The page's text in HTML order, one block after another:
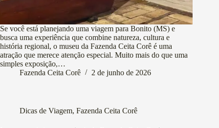
Se você está planejando uma viagem para Bonito (MS) e
busca uma experiência que combine natureza, cultura e
história regional, o museu da Fazenda Ceita Corê é uma
atração que merece atenção especial. Muito mais do que uma
simples exposição,…
Fazenda Ceita Corê
2 de junho de 2026
Dicas de Viagem, Fazenda Ceita Corê